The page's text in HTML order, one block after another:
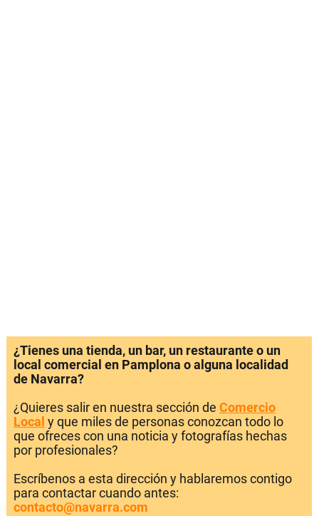
¿Tienes una tienda, un bar, un restaurante o un
local comercial en Pamplona o alguna localidad
de Navarra?
¿Quieres salir en nuestra sección de Comercio
Local y que miles de personas conozcan todo lo
que ofreces con una noticia y fotografías hechas
por profesionales?
Escríbenos a esta dirección y hablaremos contigo
para contactar cuando antes:
contacto@navarra.com